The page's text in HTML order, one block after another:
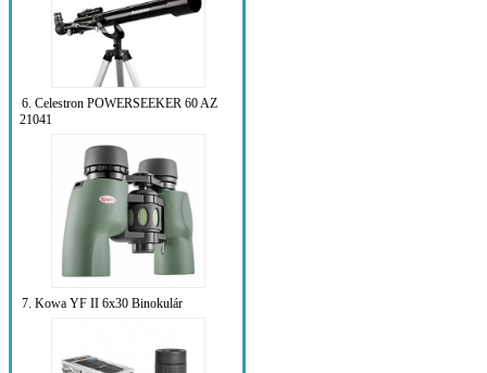
6. Celestron POWERSEEKER 60 AZ
21041
7. Kowa YF II 6x30 Binokulár